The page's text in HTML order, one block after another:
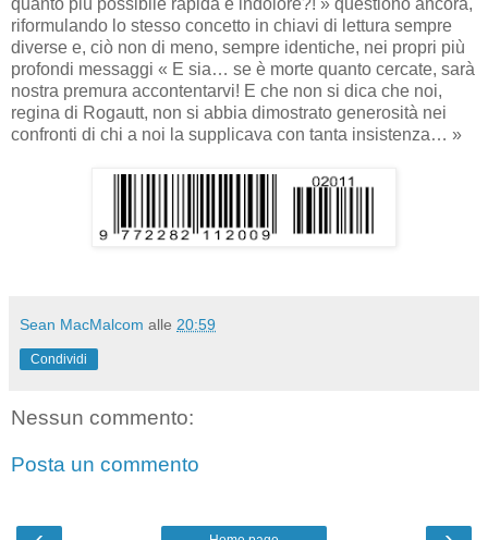
riformulando lo stesso concetto in chiavi di lettura sempre
diverse e, ciò non di meno, sempre identiche, nei propri più
profondi messaggi « E sia… se è morte quanto cercate, sarà
nostra premura accontentarvi! E che non si dica che noi,
regina di Rogautt, non si abbia dimostrato generosità nei
confronti di chi a noi la supplicava con tanta insistenza… »
Sean MacMalcom alle 20:59
Condividi
Nessun commento:
Posta un commento